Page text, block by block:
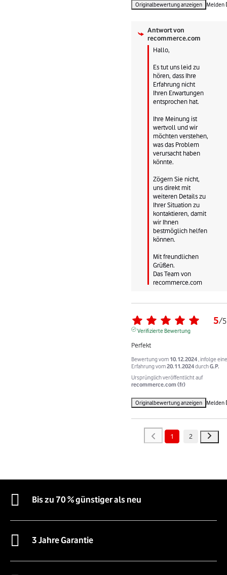
Originalbewertung anzeigen Melden
Antwort von
recommerce.com
Hallo,
Es tut uns leid zu
hören, dass Ihre
Erfahrung nicht
Ihren Erwartungen
entsprochen hat.
Ihre Meinung ist
wertvoll und wir
möchten verstehen,
was das Problem
verursacht haben
könnte.
Zögern Sie nicht,
uns direkt mit
weiteren Details zu
Ihrer Situation zu
kontaktieren, damit
wir Ihnen
bestmöglich helfen
können.
Mit freundlichen
Grüßen.
Das Team von
recommerce.com
5/5
Verifizierte Bewertung
Perfekt
Bewertung vom 10.12.2024 , infolge
Erfahrung vom20.11.2024durchG.P.
Ursprünglich veröffentlicht auf
recommerce.com (fr)
Originalbewertung anzeigen Melden
1 2
Bis zu 70 % günstiger als neu
3 Jahre Garantie